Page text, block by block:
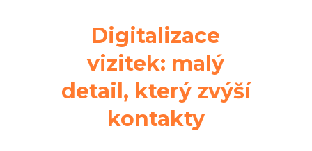
Digitalizace
vizitek: malý
detail, který zvýší
kontakty